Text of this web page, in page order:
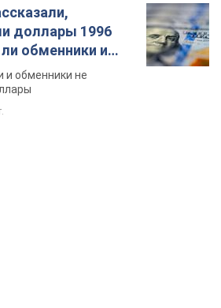
доллары 1996
обменники и
и обменники не